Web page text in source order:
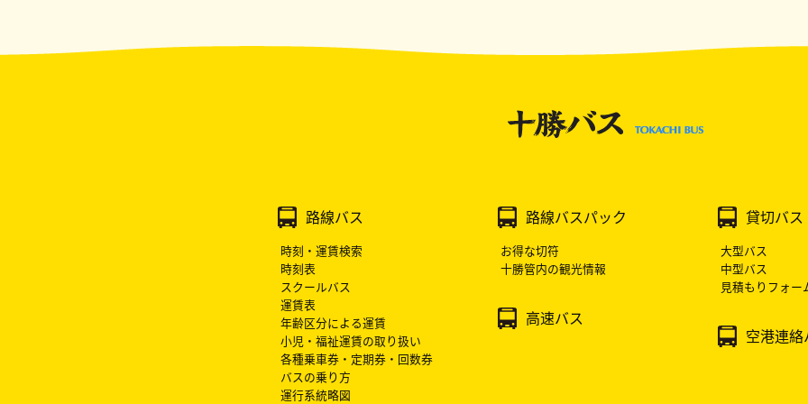
路線バス
時刻・運賃検索
時刻表
スクールバス
運賃表
年齢区分による運賃
小児・福祉運賃の取り扱い
各種乗車券・定期券・回数券
バスの乗り方
運行系統略図
路線バスパック
お得な切符
十勝管内の観光情報
高速バス
貸切バス
大型バス
中型バス
見積もりフォー
空港連絡